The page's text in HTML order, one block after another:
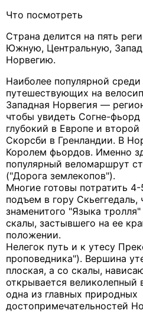
Что посмотреть
Страна делится на пять
Южную, Центральную,
Норвегию.
Наиболее популярной
путешествующих на
Западная Норвегия —
чтобы увидеть Согне-
глубокий в Европе и
Скорсби в Гренландии. В
Королем фьордов. Именно
популярный веломаршрут
("Дорога землекопов").
Многие готовы потратить
подъем в гору Скьеггедаль,
знаменитого "Языка
скалы, застывшего на ее
положении.
Нелегок путь и к утесу
проповедника"). Вершина
плоская, а со скалы,
открывается
одна из главных природных
достопримечательностей